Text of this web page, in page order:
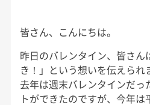
皆さん、こんにちは。
昨日のバレンタイン、皆さん
き！」という想いを伝えられ
去年は週末バレンタインだっ
トができたのですが、今年